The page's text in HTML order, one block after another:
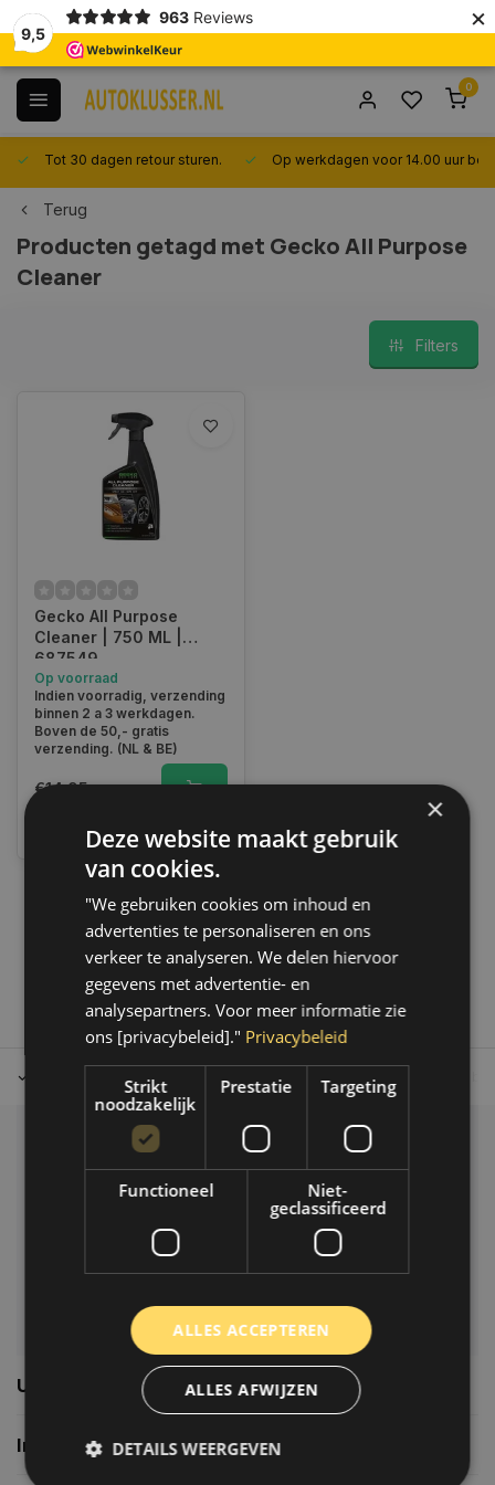
9,5
963 Reviews ×
0
Tot 30 dagen retour sturen. Op werkdagen voor 14.00 uur
Terug
Producten getagd met Gecko All Purpose
Cleaner
Filters
Gecko All Purpose
Cleaner | 750 ML |
687549
Op voorraad
Indien voorradig, verzending
binnen 2 a 3 werkdagen.
Boven de 50,- gratis
verzending. (NL & BE)
€14,95
Vergelijk
Tot 30 dagen retour sturen. Op werkdagen voor 14.00 uur
Klantenservice
Veelgestelde vragen
Usefull links
Informatie
×
Deze website maakt gebruik
van cookies.
"We gebruiken cookies om inhoud en
advertenties te personaliseren en ons
verkeer te analyseren. We delen hiervoor
gegevens met advertentie- en
analysepartners. Voor meer informatie zie
ons [privacybeleid]." Privacybeleid
Strikt
noodzakelijk
Prestatie Targeting
Functioneel
Niet-
geclassificeerd
ALLES ACCEPTEREN
ALLES AFWIJZEN
DETAILS WEERGEVEN